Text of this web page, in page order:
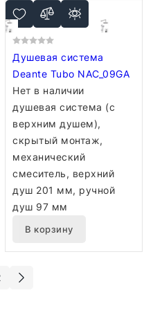
Душевая система
Deante Tubo NAC_09GA
Нет в наличии
душевая система (с
верхним душем),
скрытый монтаж,
механический
смеситель, верхний
душ 201 мм, ручной
душ 97 мм
В корзину